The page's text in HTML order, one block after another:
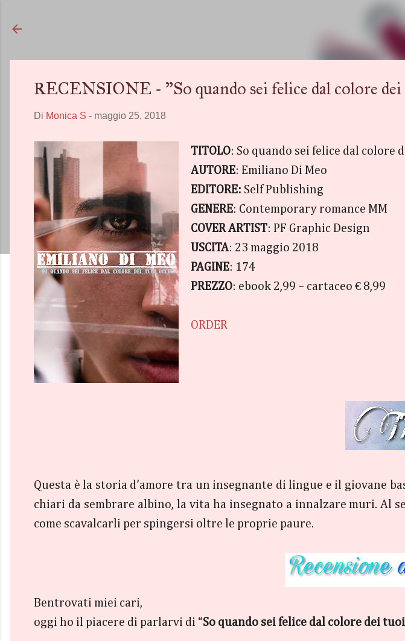
RECENSIONE - "So quando sei felice dal colore
Di Monica S - maggio 25, 2018
TITOLO: So quando sei felice dal colore
AUTORE: Emiliano Di Meo
EDITORE: Self Publishing
GENERE: Contemporary romance MM
COVER ARTIST: PF Graphic Design
USCITA: 23 maggio 2018
PAGINE: 174
PREZZO: ebook 2,99 – cartaceo € 8,99
ORDER
Questa è la storia d’amore tra un insegnante di lingue e il giovane
chiari da sembrare albino, la vita ha insegnato a innalzare muri. Al
come scavalcarli per spingersi oltre le proprie paure.
Bentrovati miei cari,
oggi ho il piacere di parlarvi di “So quando sei felice dal colore dei